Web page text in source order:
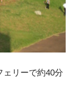
ェリーで約40分